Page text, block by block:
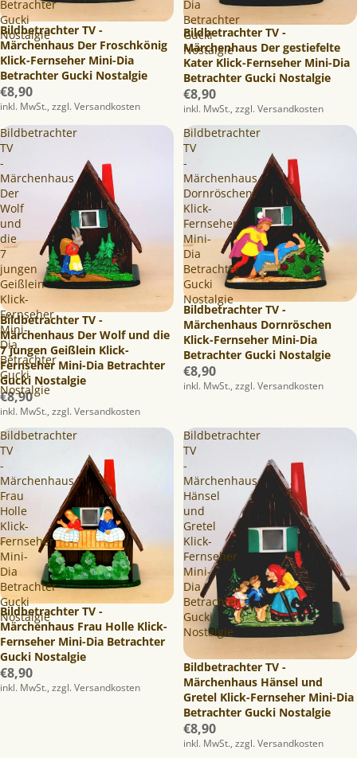
Betrachter
Gucki
Nostalgie
Bildbetrachter TV -
Märchenhaus Der Froschkönig
Klick-Fernseher Mini-Dia
Betrachter Gucki Nostalgie
€8,90
inkl. MwSt., zzgl. Versandkosten
Dia
Betrachter
Gucki
Nostalgie
Bildbetrachter TV -
Märchenhaus Der gestiefelte
Kater Klick-Fernseher Mini-Dia
Betrachter Gucki Nostalgie
€8,90
inkl. MwSt., zzgl. Versandkosten
Bildbetrachter
TV
-
Märchenhaus
Der
Wolf
und
die
7
jungen
Geißlein
Klick-
Fernseher
Mini-
Dia
Betrachter
Gucki
Nostalgie
Bildbetrachter TV -
Märchenhaus Der Wolf und die
7 jungen Geißlein Klick-
Fernseher Mini-Dia Betrachter
Gucki Nostalgie
€8,90
inkl. MwSt., zzgl. Versandkosten
Bildbetrachter
TV
-
Märchenhaus
Dornröschen
Klick-
Fernseher
Mini-
Dia
Betrachter
Gucki
Nostalgie
Bildbetrachter TV -
Märchenhaus Dornröschen
Klick-Fernseher Mini-Dia
Betrachter Gucki Nostalgie
€8,90
inkl. MwSt., zzgl. Versandkosten
Bildbetrachter
TV
-
Märchenhaus
Frau
Holle
Klick-
Fernseher
Mini-
Dia
Betrachter
Gucki
Nostalgie
Bildbetrachter TV -
Märchenhaus Frau Holle Klick-
Fernseher Mini-Dia Betrachter
Gucki Nostalgie
€8,90
inkl. MwSt., zzgl. Versandkosten
Bildbetrachter
TV
-
Märchenhaus
Hänsel
und
Gretel
Klick-
Fernseher
Mini-
Dia
Betrachter
Gucki
Nostalgie
Ausverkauft
Bildbetrachter TV -
Märchenhaus Hänsel und
Gretel Klick-Fernseher Mini-Dia
Betrachter Gucki Nostalgie
€8,90
inkl. MwSt., zzgl. Versandkosten